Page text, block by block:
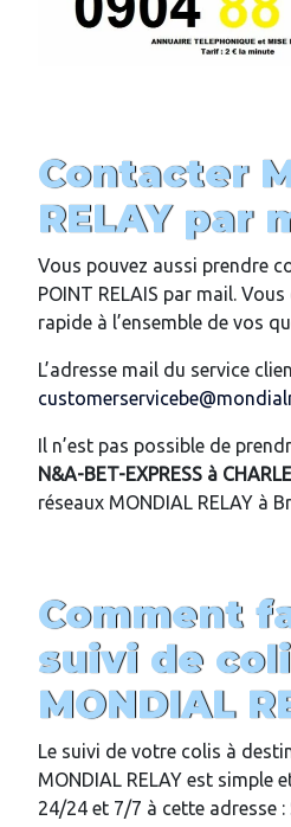
Contacter
RELAY par
Vous pouvez aussi prendre
POINT RELAIS par mail.
rapide à l’ensemble de vos
L’adresse mail du service
Il n’est pas possible de
N&A-BET-EXPRESS à
réseaux MONDIAL RELAY à
Comment
suivi de
MONDIAL
Le suivi de votre colis à
MONDIAL RELAY est simple
24/24 et 7/7 à cette adresse :